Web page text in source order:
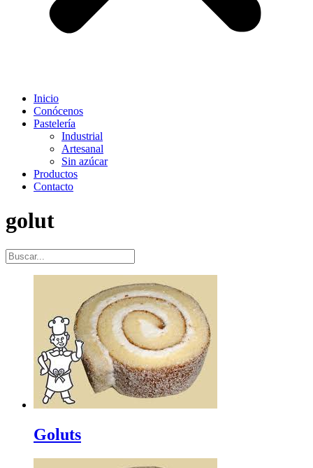
Inicio
Conócenos
Pastelería
Industrial
Artesanal
Sin azúcar
Productos
Contacto
golut
Goluts